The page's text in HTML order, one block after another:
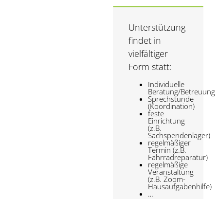
Unterstützung
findet in
vielfältiger
Form statt:
Individuelle
Beratung/Betreuung
Sprechstunde
(Koordination)
feste
Einrichtung
(z.B.
Sachspendenlager)
regelmäßiger
Termin (z.B.
Fahrradreparatur)
regelmäßige
Veranstaltung
(z.B. Zoom-
Hausaufgabenhilfe)
…